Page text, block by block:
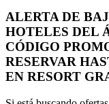
ALERTA DE
HOTELES DEL
CÓDIGO
RESERVAR
EN RESORT